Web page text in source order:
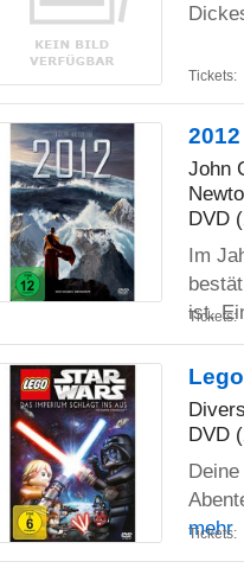
Tickets:
2012
John
DVD
Im
ist.
Tickets:
DVD
mehr
Tickets: